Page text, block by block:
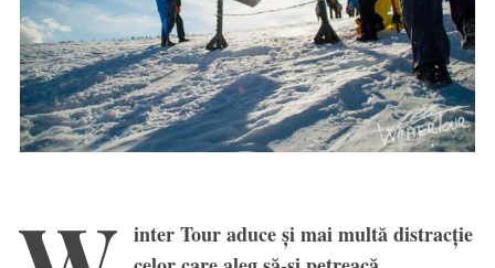
inter Tour aduce și mai multă distracție